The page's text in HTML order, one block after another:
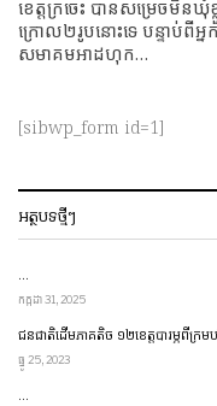
ខេត្តក្រចេះ បានសម្រេចមិន
ក្រោល២រូបនោះទេ បន្ទាប់ពី
សមាគមអាដហុក…
[sibwp_form id=1]
អត្ថបទថ្មីៗ
…
កក្កដា 31, 2025
ជនជាតិ​ដើម​ភាគតិច ១២​ខេត្ត​​បារម្ភ​ពី​ក្រ
ធ្នូ 25, 2023
…